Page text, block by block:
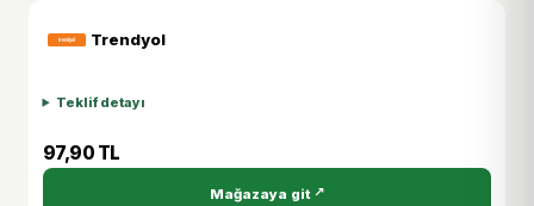
Trendyol
Teklif detayı
97,90 TL
Mağazaya git